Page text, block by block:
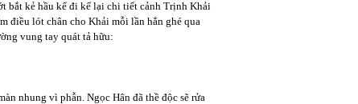
bắt kẻ hầu kể đi kể lại chi tiết cảnh Trịnh Khải
điều lót chân cho Khải mỗi lần hắn ghé qua
vung tay quát tả hữu:
nhung vì phẫn. Ngọc Hân đã thề độc sẽ rửa